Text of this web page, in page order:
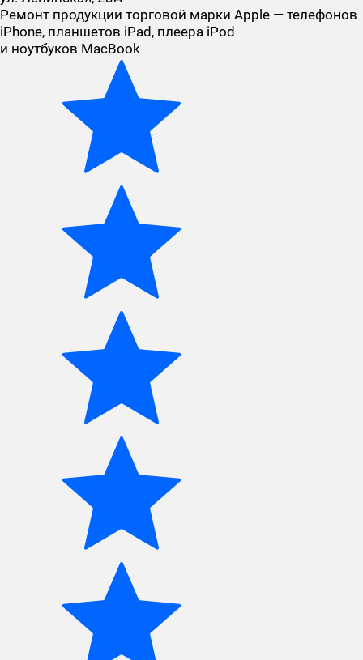
Ремонт продукции торговой марки Apple — телефонов
iPhone, планшетов iPad, плеера iPod
и ноутбуков MacBook